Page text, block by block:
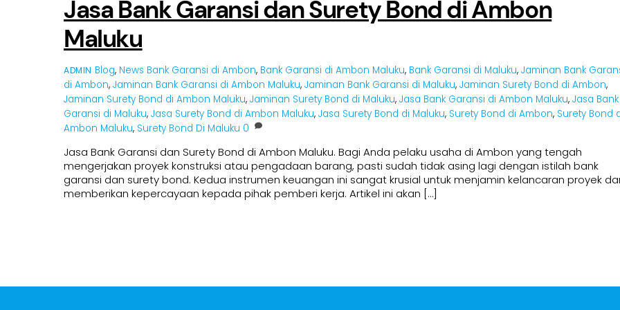
Jasa Bank Garansi dan Surety Bond di Ambon
Maluku
ADMIN Blog, News Bank Garansi di Ambon, Bank Garansi di Ambon Maluku, Bank Garansi di Maluku,Jaminan Bank
di Ambon, Jaminan Bank Garansi di Ambon Maluku, Jaminan Bank Garansi di Maluku, Jaminan Surety Bond di Ambon,
Jaminan Surety Bond di Ambon Maluku, Jaminan Surety Bond di Maluku, Jasa Bank Garansi di Ambon Maluku, Jasa Bank
Garansi di Maluku, Jasa Surety Bond di Ambon Maluku, Jasa Surety Bond di Maluku, Surety Bond di Ambon, Surety Bond
Ambon Maluku, Surety Bond Di Maluku 0
Jasa Bank Garansi dan Surety Bond di Ambon Maluku. Bagi Anda pelaku usaha di Ambon yang tengah
mengerjakan proyek konstruksi atau pengadaan barang, pasti sudah tidak asing lagi dengan istilah bank
garansi dan surety bond. Kedua instrumen keuangan ini sangat krusial untuk menjamin kelancaran proyek
memberikan kepercayaan kepada pihak pemberi kerja. Artikel ini akan […]